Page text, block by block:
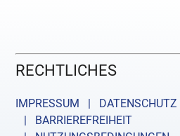
RECHTLICHES
IMPRESSUM |
| BARRIEREFREIHEIT